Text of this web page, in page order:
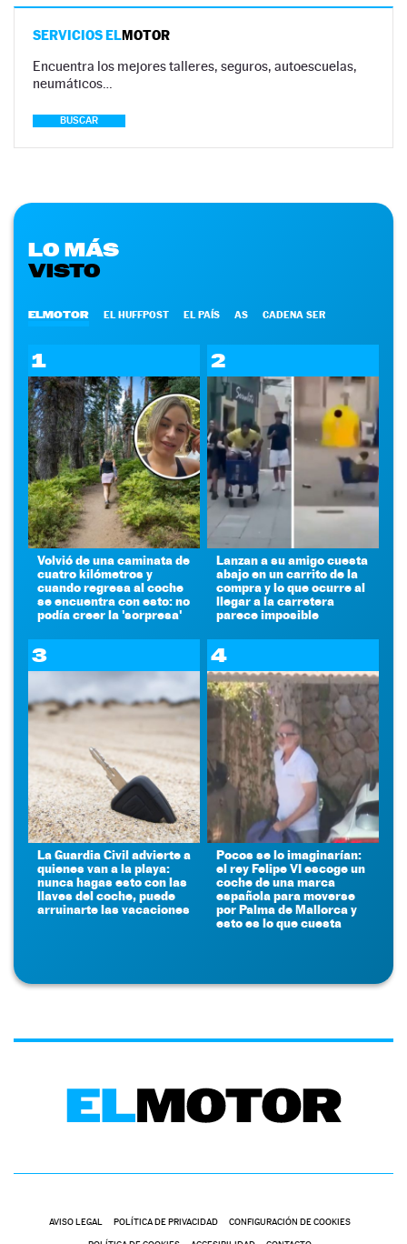
SERVICIOS ELMOTOR
Encuentra los mejores talleres, seguros, autoescuelas,
neumáticos…
BUSCAR
LO MÁS
VISTO
ELMOTOR EL HUFFPOST EL PAÍS AS CADENA SER
1
Volvió de una caminata de
cuatro kilómetros y
cuando regresa al coche
se encuentra con esto: no
podía creer la 'sorpresa'
2
Lanzan a su amigo cuesta
abajo en un carrito de la
compra y lo que ocurre al
llegar a la carretera
parece imposible
3
La Guardia Civil advierte a
quienes van a la playa:
nunca hagas esto con las
llaves del coche, puede
arruinarte las vacaciones
4
Pocos se lo imaginarían:
el rey Felipe VI escoge un
coche de una marca
española para moverse
por Palma de Mallorca y
esto es lo que cuesta
AVISO LEGAL POLÍTICA DE PRIVACIDAD CONFIGURACIÓN DE COOKIES